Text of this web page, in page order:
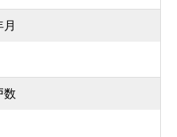
月
数